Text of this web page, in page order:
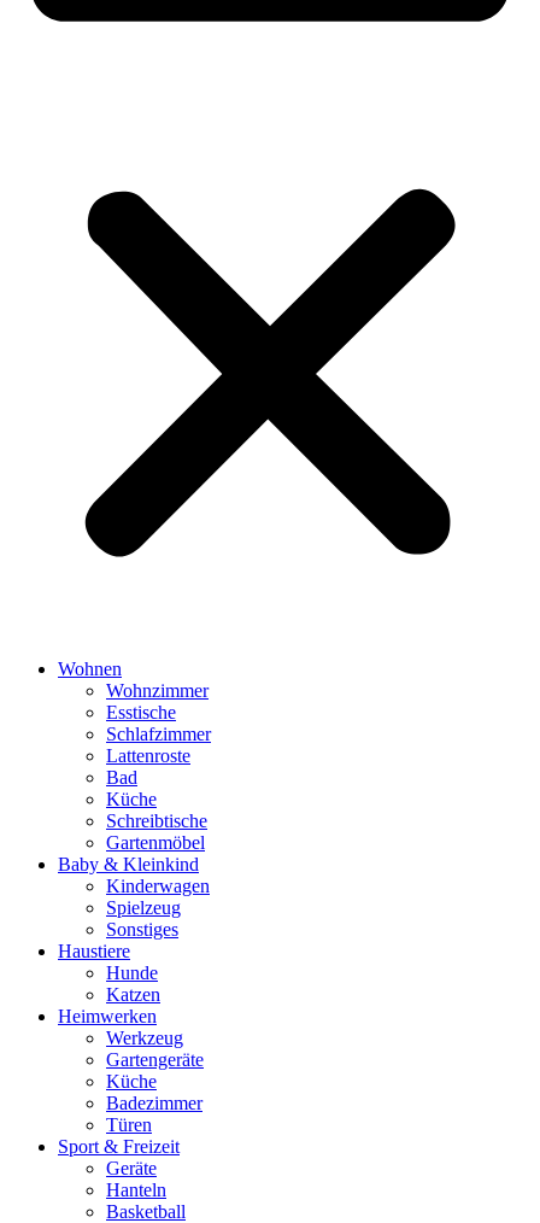
Wohnen
Wohnzimmer
Esstische
Schlafzimmer
Lattenroste
Bad
Küche
Schreibtische
Gartenmöbel
Baby & Kleinkind
Kinderwagen
Spielzeug
Sonstiges
Haustiere
Hunde
Katzen
Heimwerken
Werkzeug
Gartengeräte
Küche
Badezimmer
Türen
Sport & Freizeit
Geräte
Hanteln
Basketball